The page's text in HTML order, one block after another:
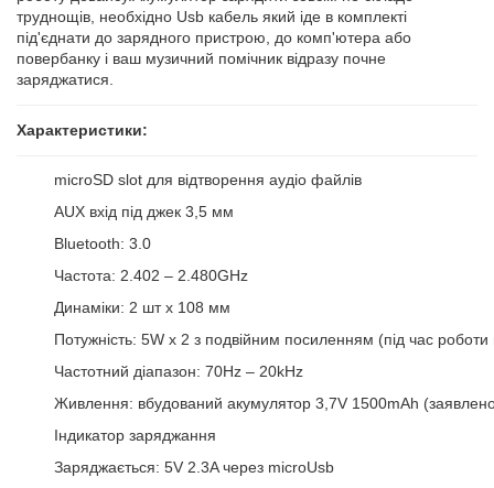
труднощів, необхідно Usb кабель який іде в комплекті
під'єднати до зарядного пристрою, до комп'ютера або
повербанку і ваш музичний помічник відразу почне
заряджатися.
Характеристики:
microSD slot для відтворення аудіо файлів
AUX вхід під джек 3,5 мм
Bluetooth: 3.0
Частота: 2.402 – 2.480GHz
Динаміки: 2 шт x 108 мм
Потужність: 5W х 2 з подвійним посиленням (під час роботи
Частотний діапазон: 70Hz – 20kHz
Живлення: вбудований акумулятор 3,7V 1500mAh
Індикатор заряджання
Заряджається: 5V 2.3A через microUsb